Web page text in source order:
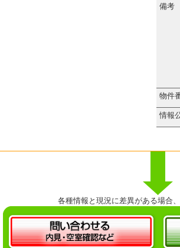
備考
物件
情報
各種情報と現況に差異がある場合